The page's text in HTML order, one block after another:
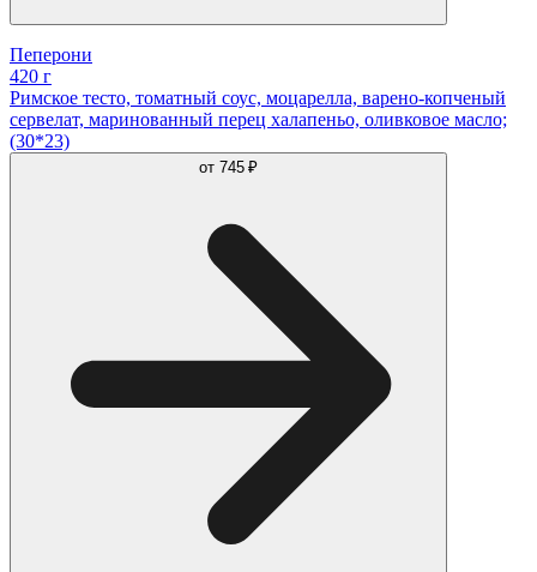
Пеперони
420 г
Римское тесто, томатный соус, моцарелла, варено-копченый
сервелат, маринованный перец халапеньо, оливковое масло;
(30*23)
от 745 ₽